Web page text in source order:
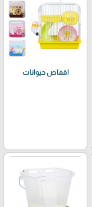
اقفاص حيوانات